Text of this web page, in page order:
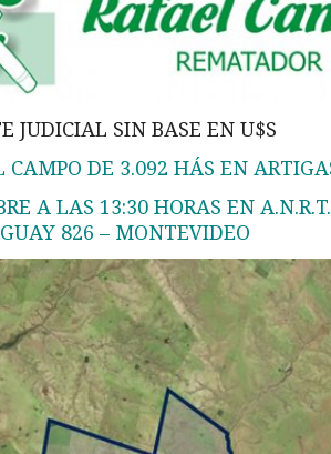
JUDICIAL SIN BASE EN U$S
CAMPO DE 3.092 HÁS EN
A LAS 13:30 HORAS EN
826 – MONTEVIDEO